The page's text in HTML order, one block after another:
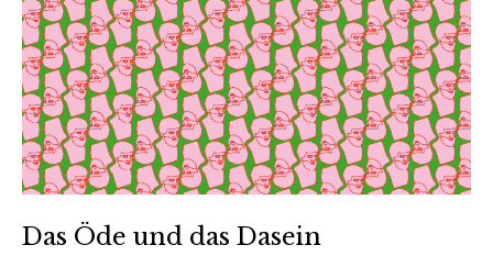
Das Öde und das Dasein